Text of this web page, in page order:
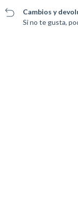
Cambios y
Si no te gusta,